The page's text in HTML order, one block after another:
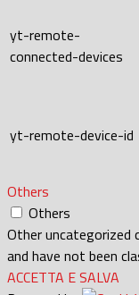
yt-remote-
connected-devices
yt-remote-device-id
Others
Others
Other uncategorized
and have not been
ACCETTA E SALVA